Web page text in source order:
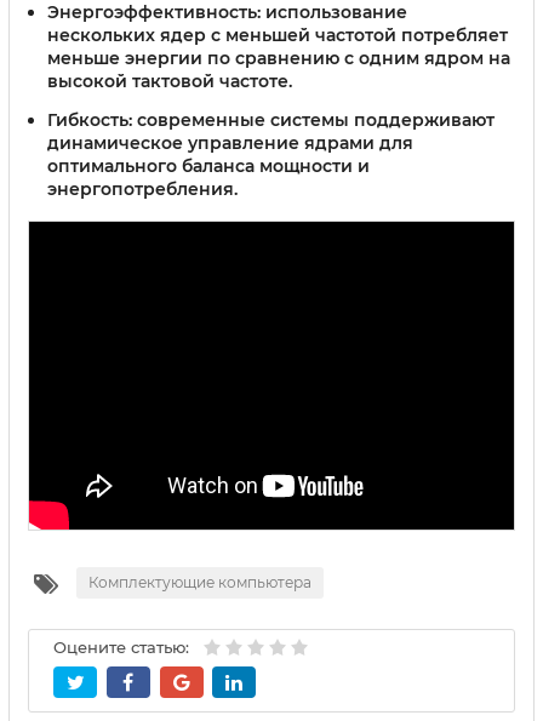
Энергоэффективность: использование
нескольких ядер с меньшей частотой потребляет
меньше энергии по сравнению с одним ядром на
высокой тактовой частоте.
Гибкость: современные системы поддерживают
динамическое управление ядрами для
оптимального баланса мощности и
энергопотребления.
Комплектующие компьютера
Оцените статью: